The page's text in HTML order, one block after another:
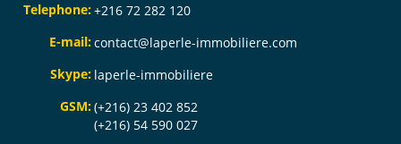
Telephone:+216 72 282 120
E-mail:contact@laperle-immobiliere.com
Skype: laperle-immobiliere
GSM:(+216) 23 402 852
(+216) 54 590 027